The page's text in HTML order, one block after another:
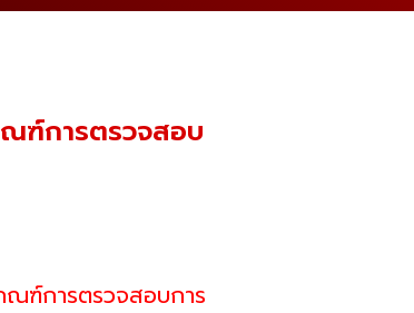
ณฑ์การตรวจสอบ
ณฑ์การตรวจสอบการ